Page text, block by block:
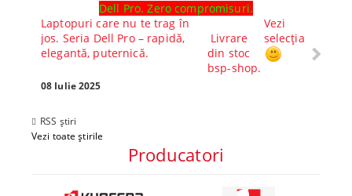
Dell Pro. Zero compromisuri.
Laptopuri care nu te trag în
jos. Seria Dell Pro – rapidă,
elegantă, puternică.
Livrare
din stoc
bsp-shop.
Vezi
selecția
08 Iulie 2025
RSS știri
Vezi toate știrile
Producatori